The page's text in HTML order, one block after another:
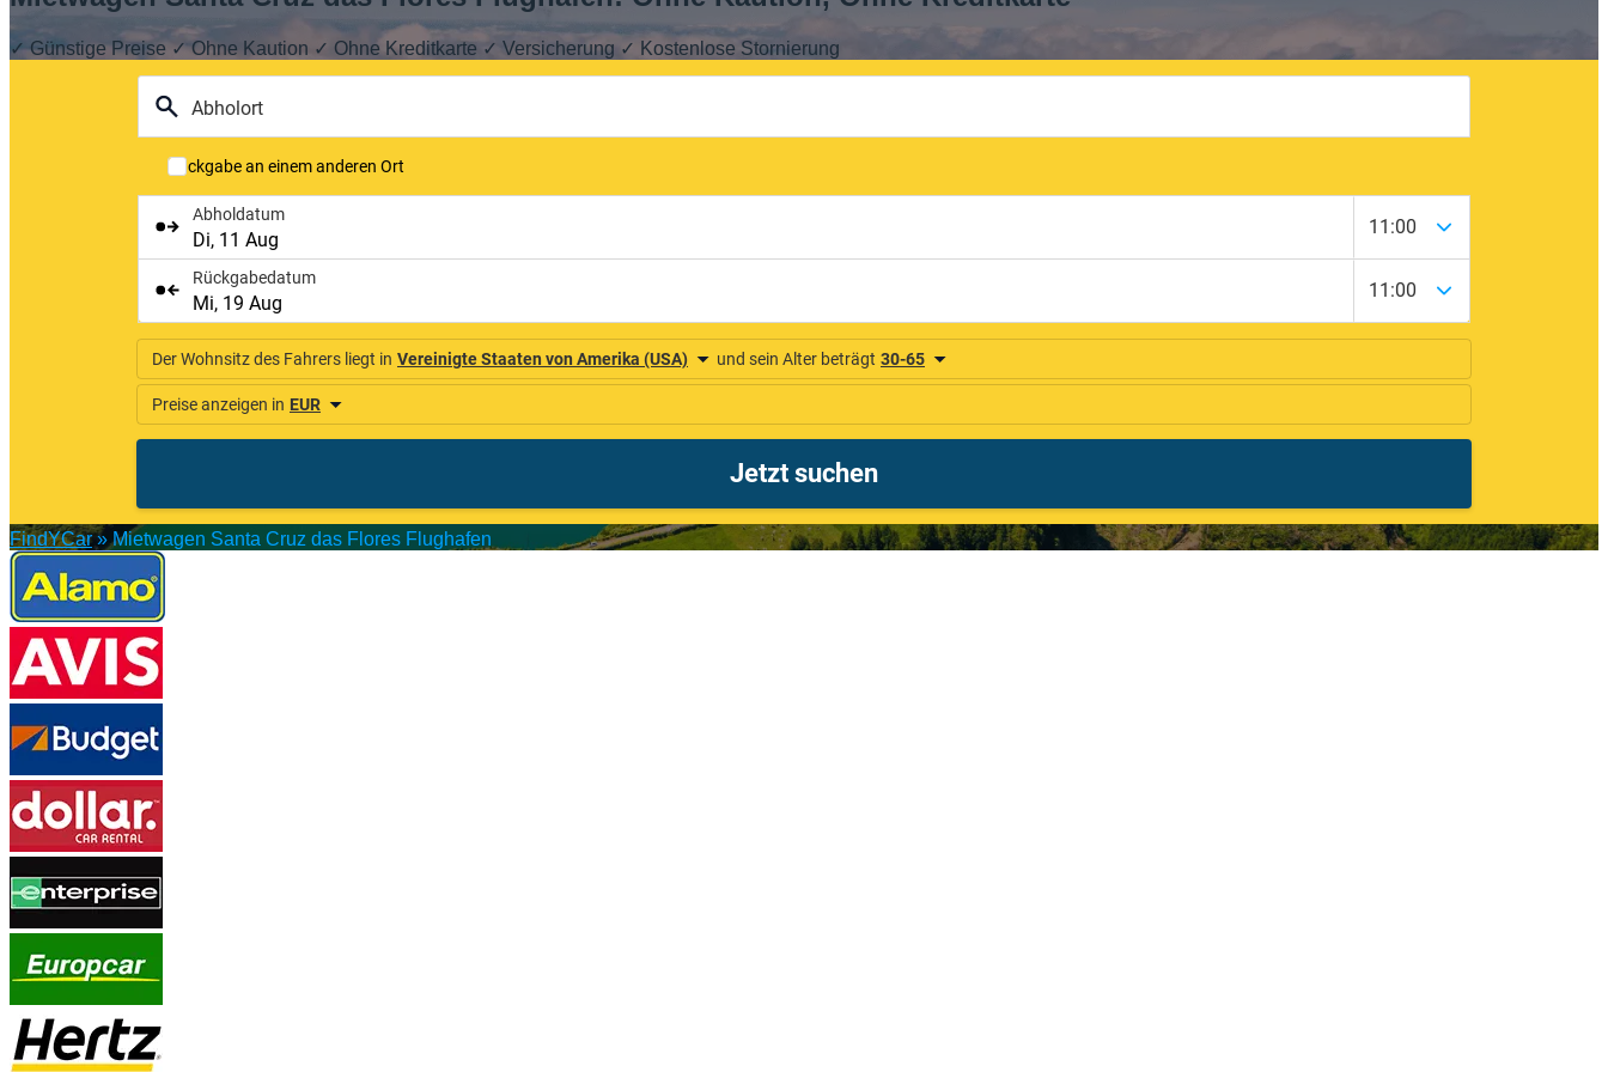
✓ Günstige Preise ✓ Ohne Kaution ✓ Ohne Kreditkarte ✓ Versicherung ✓ Kostenlose Stornierung
FindYCar » Mietwagen Santa Cruz das Flores Flughafen